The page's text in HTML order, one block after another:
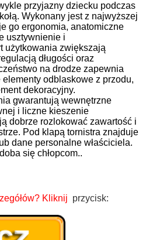
przyjazny dziecku podczas
Wykonany jest z najwyższej
go ergonomia, anatomiczne
usztywnienie i
użytkowania zwiększają
długości oraz
na drodze zapewnia
elementy odblaskowe z przodu,
dekoracyjny.
gwarantują wewnętrzne
i liczne kieszenie
dobrze rozlokować zawartość i
Pod klapą tornistra znajduje
dane personalne właściciela.
się chłopcom..
Kliknij przycisk: